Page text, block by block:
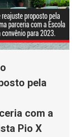
pela
com a
Pio X